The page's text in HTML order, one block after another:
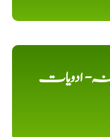
ادویات